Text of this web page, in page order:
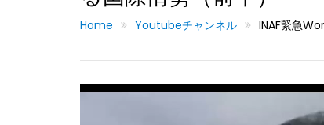
Home Youtubeチャンネル INAF緊急
動